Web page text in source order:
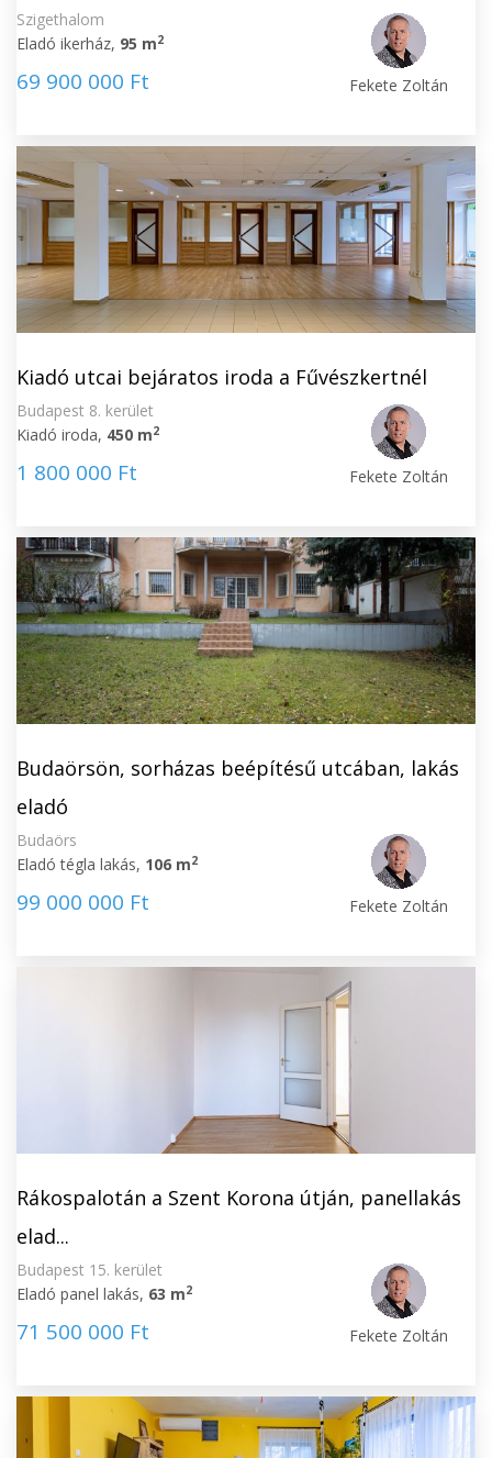
Szigethalom
Eladó ikerház, 95 m2
69 900 000 Ft Fekete Zoltán
Kiadó utcai bejáratos iroda a Fűvészkertnél
Budapest 8. kerület
Kiadó iroda, 450 m2
1 800 000 Ft Fekete Zoltán
Budaörsön, sorházas beépítésű utcában, lakás
eladó
Budaörs
Eladó tégla lakás, 106 m2
99 000 000 Ft Fekete Zoltán
Rákospalotán a Szent Korona útján, panellakás
elad...
Budapest 15. kerület
Eladó panel lakás, 63 m2
71 500 000 Ft Fekete Zoltán